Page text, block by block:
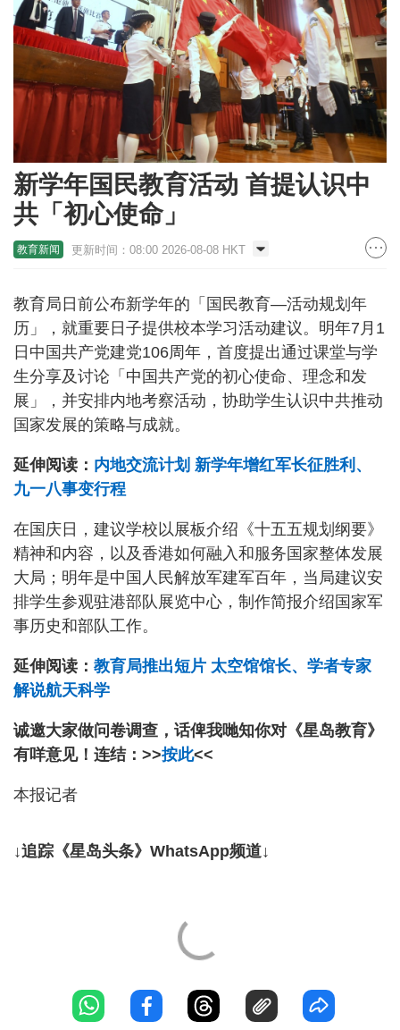
新学年国民教育活动 首提认识中
共「初心使命」
教育新闻 更新时间：08:00 2026-08-08 HKT
教育局日前公布新学年的「国民教育—活动规划年
历」，就重要日子提供校本学习活动建议。明年7月1
日中国共产党建党106周年，首度提出通过课堂与学
生分享及讨论「中国共产党的初心使命、理念和发
展」，并安排内地考察活动，协助学生认识中共推动
国家发展的策略与成就。
延伸阅读： 内地交流计划 新学年增红军长征胜利、
九一八事变行程
在国庆日，建议学校以展板介绍《十五五规划纲要》
精神和内容，以及香港如何融入和服务国家整体发展
大局；明年是中国人民解放军建军百年，当局建议安
排学生参观驻港部队展览中心，制作简报介绍国家军
事历史和部队工作。
延伸阅读： 教育局推出短片 太空馆馆长、学者专家
解说航天科学
诚邀大家做问卷调查，话俾我哋知你对《星岛教育》
有咩意见！连结：>>按此<<
本报记者
↓追踪《星岛头条》WhatsApp频道↓